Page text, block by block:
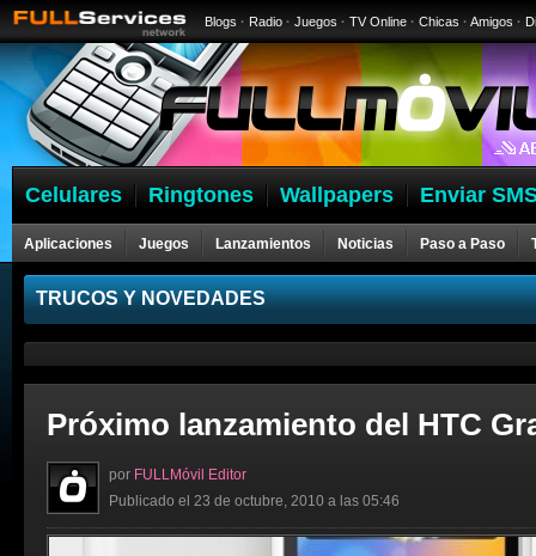
Blogs · Radio · Juegos · TV Online · Chicas · Amigos ·
Celulares Ringtones Wallpapers Enviar
Aplicaciones Juegos Lanzamientos Noticias Paso a Paso
Celulares
TRUCOS Y NOVEDADES
Próximo lanzamiento del HTC
por FULLMóvil Editor
Publicado el 23 de octubre, 2010 a las 05:46